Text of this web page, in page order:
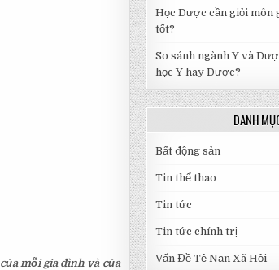
mỗi gia đình và của
Học Dược cần giỏi môn
tốt?
So sánh ngành Y và
học Y hay Dược?
DANH
Bất động sản
Tin thể thao
Tin tức
Tin tức chính trị
Vấn Đề Tệ Nạn Xã Hội